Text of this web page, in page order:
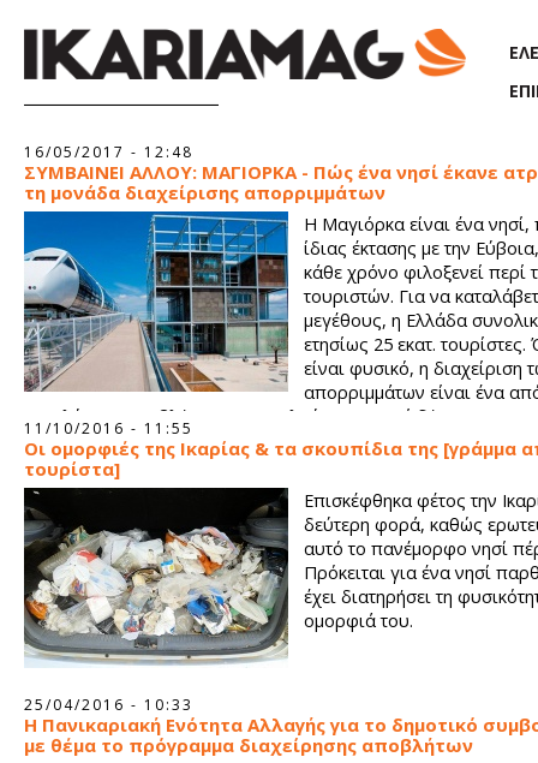
16/05/2017 - 12:48
ΣΥΜΒΑΙΝΕΙ ΑΛΛΟΥ: ΜΑΓΙΟΡΚΑ - Πώς ένα νησί έκανε
τη μονάδα διαχείρισης απορριμμάτων
Η Μαγιόρκα είναι ένα
ίδιας έκτασης με την
κάθε χρόνο φιλοξενεί περί
τουριστών. Για να
μεγέθους, η Ελλάδα
ετησίως 25 εκατ.
είναι φυσικό, η διαχείριση
απορριμμάτων είναι ένα
μεγαλύτερα προβλήματα που καλούνται οι εκεί δήμοι να
αντιμετωπίσουν, ιδιαίτερα κατά τους καλοκαιρινούς μήνες.
11/10/2016 - 11:55
Οι ομορφιές της Ικαρίας & τα σκουπίδια της [γράμμα
τουρίστα]
Επισκέφθηκα φέτος την
δεύτερη φορά, καθώς
αυτό το πανέμορφο νησί
Πρόκειται για ένα νησί
έχει διατηρήσει τη
ομορφιά του.
25/04/2016 - 10:33
Η Πανικαριακή Ενότητα Αλλαγής για το δημοτικό
με θέμα το πρόγραμμα διαχείρησης αποβλήτων